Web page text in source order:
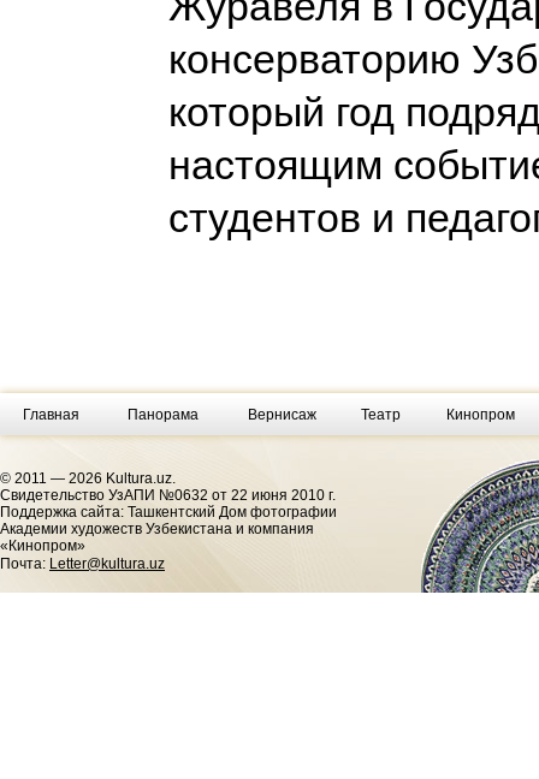
консерваторию
который год
настоящим
студентов и
Главная Панорама Вернисаж Театр Кинопром
© 2011 — 2026 Kultura.uz.
Cвидетельство УзАПИ №0632 от 22 июня 2010 г.
Поддержка сайта: Ташкентский Дом фотографии
Академии художеств Узбекистана и компания
«Кинопром»
Почта: Letter@kultura.uz